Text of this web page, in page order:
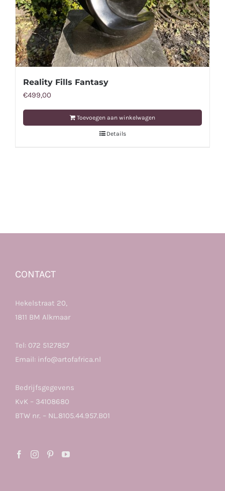
Reality Fills Fantasy
€499,00
Toevoegen aan winkelwagen
Details
CONTACT
Hekelstraat 20,
1811 BM Alkmaar
Tel: 072 5127857
Email: info@artofafrica.nl
Bedrijfsgegevens
KvK – 34108680
BTW nr. – NL.8105.44.957.B01